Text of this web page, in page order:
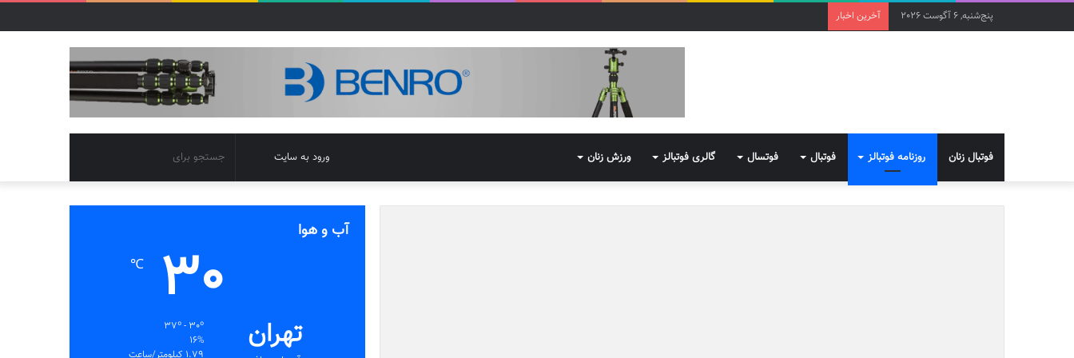
پنج‌شنبه, 6 آگوست 2026 آخرین اخبار
فوتبال زنان روزنامه فوتبالز فوتبال فوتسال گالری فوتبالز ورزش زنان
برای
تغییر
پوسته
ورود به سایت
آب و هوا
تهران
30
℃
16%
1.79 کیلومتر/ساعت